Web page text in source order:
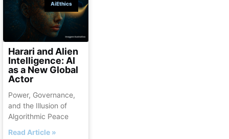
AiEthics
Harari and Alien
Intelligence: AI
as a New Global
Actor
Power, Governance,
and the Illusion of
Algorithmic Peace
Read Article »